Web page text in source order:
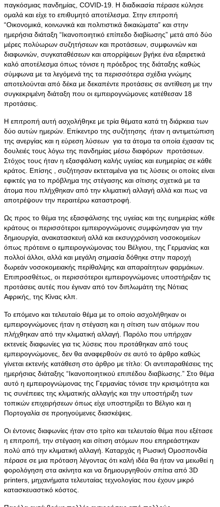
παγκόσμιας πανδημίας, COVID-19. Η διαδικασία πέρασε κύλησε
ομαλά και είχε το επιθυμητό αποτέλεσμα. Στην επιτροπή
“Οικονομικά, κοινωνικά και πολιτιστικά δικαιώματα” και στην
ημερήσια διάταξη “Ικανοποιητικό επίπεδο διαβίωσης” μετά από δύο
μέρες πολύωρων συζητήσεων και προτάσεων, συμφωνιών και
διαφωνιών, συγκαταθέσεων και απορρίψεων βγήκε ένα εξαιρετικά
καλό αποτέλεσμα όπως τόνισε η πρόεδρος της διάταξης καθώς
σύμφωνα με τα λεγόμενά της τα περισσότερα σχέδια γνώμης
αποτελούνται από δέκα με δεκαπέντε προτάσεις σε αντίθεση με την
συγκεκριμένη διάταξη που οι εμπειρογνώμονες κατέθεσαν 18
προτάσεις.
Η επιτροπή αυτή ασχολήθηκε με τρία θέματα κατά τη διάρκεια των
δύο αυτών ημερών. Επίκεντρο της συζήτησης ήταν η αντιμετώπιση
της ανεργίας και η εύρεση λύσεων για τα άτομα τα οποία έχασαν τις
δουλειές τους λόγω της πανδημίας μέσω διαφόρων προτάσεων.
Στόχος τους ήταν η εξασφάλιση καλής υγείας και ευημερίας σε κάθε
κράτος. Επίσης , συζήτησαν εκτεταμένα για τις λύσεις οι οποίες είναι
εφικτές για το πρόβλημα της στέγασης και σίτισης σχετικά με τα
άτομα που πλήχθηκαν από την κλιματική αλλαγή αλλά και πως να
αποτρέψουν την περαιτέρω καταστροφή.
Ως προς το θέμα της εξασφάλισης της υγείας και της ευημερίας κάθε
κράτους οι περισσότεροι εμπειρογνώμονες συμφώνησαν για την
δημιουργία, ανακατασκευή αλλά και εκσυγχρόνιση νοσοκομείων
όπως πρότεινε ο εμπειρογνώμονας του Βέλγιου, της Γερμανίας και
πολλοί άλλοι, αλλά και μεγάλη σημασία δόθηκε στην παροχή
δωρεάν νοσοκομειακής περίθαλψης και απαραίτητων φαρμάκων.
Επιπροσθέτως, οι περισσότεροι εμπειρογνώμονες υποστήριξαν τις
προτάσεις αυτές που έγιναν από τον διπλωμάτη της Νότιας
Αφρικής, της Κίνας κλπ.
Το επόμενο και τελευταίο θέμα με το οποίο ασχολήθηκαν οι
εμπειρογνώμονες ήταν η στέγαση και η σίτιση των ατόμων που
πλήχθηκαν από την κλιματική αλλαγή. Παρόλο που υπήρχαν
εκτενείς διαφωνίες για τις λύσεις που προτάθηκαν από τους
εμπειρογνώμονες, δεν θα αναφερθούν σε αυτό το άρθρο καθώς
γίνεται εκτενής κατάθεση στο άρθρο με τίτλο: Οι αντιπαραθέσεις της
ημερήσιας διάταξης “Ικανοποιητικού επιπέδου διαβίωσης.” Στο θέμα
αυτό η εμπειρογνώμονας της Γερμανίας τόνισε την κρισιμότητα και
τις συνέπειες της κλιματικής αλλαγής και την υποστήριξη των
τοπικών επιχειρήσεων όπως είχε υποστηρίξει το Βέλγιο και η
Πορτογαλία σε προηγούμενες διασκέψεις.
Οι έντονες διαφωνίες ήταν στο τρίτο και τελευταίο θέμα που εξέτασε
η επιτροπή, την στέγαση και σίτιση ατόμων που επηρεάστηκαν
πολύ από την κλιματική αλλαγή. Καταρχάς η Ρωσική Ομοσπονδία
πέρασε σε μια πρόταση λέγοντας ότι καλή ιδέα θα ήταν να μειωθεί η
φορολόγηση στα ακίνητα και να δημιουργηθούν σπίτια από 3D
printers, μηχανήματα τελευταίας τεχνολογίας που έχουν μικρό
κατασκευαστικό κόστος.